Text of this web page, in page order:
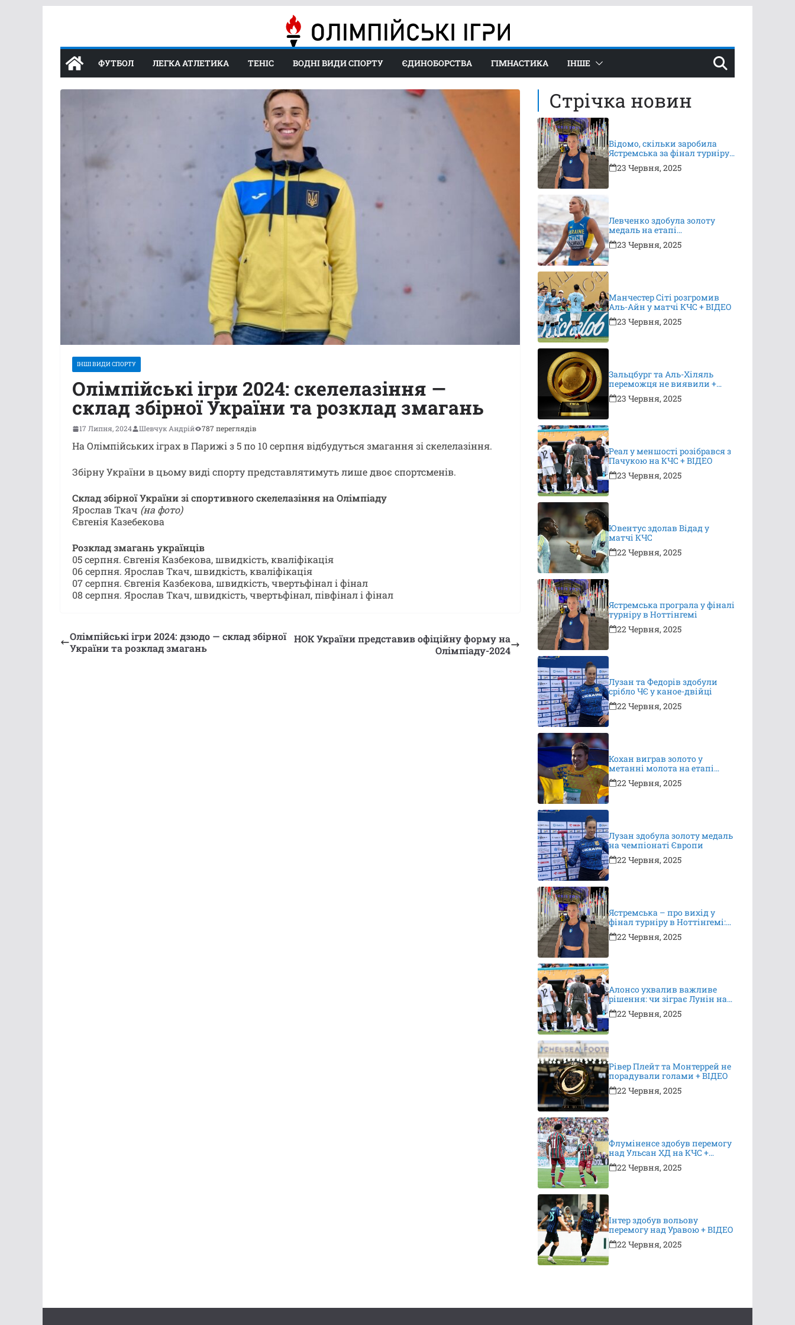
ФУТБОЛ ЛЕГКА АТЛЕТИКА ТЕНІС ВОДНІ ВИДИ СПОРТУ ЄДИНОБОРСТВА ГІМНАСТИКА ІНШЕ
ІНШІ ВИДИ СПОРТУ
Олімпійські ігри 2024: скелелазіння —
склад збірної України та розклад змагань
17 Липня, 2024 Шевчук Андрій 787 переглядів
На Олімпійських іграх в Парижі з 5 по 10 серпня відбудуться змагання зі скелелазіння.
Збірну України в цьому виді спорту представлятимуть лише двоє спортсменів.
Склад збірної України зі спортивного скелелазіння на Олімпіаду
Ярослав Ткач (на фото)
Євгенія Казебекова
Розклад змагань українців
05 серпня. Євгенія Казбекова, швидкість, кваліфікація
06 серпня. Ярослав Ткач, швидкість, кваліфікація
07 серпня. Євгенія Казбекова, швидкість, чвертьфінал і фінал
08 серпня. Ярослав Ткач, швидкість, чвертьфінал, півфінал і фінал
Олімпійські ігри 2024: дзюдо — склад збірної
України та розклад змагань
НОК України представив офіційну форму на
Олімпіаду-2024
Стрічка новин
Відомо, скільки заробила
Ястремська за фінал турніру
в Ноттінгемі
23 Червня, 2025
Левченко здобула золоту
медаль на етапі
Континентального туру
23 Червня, 2025
Манчестер Сіті розгромив
Аль-Айн у матчі КЧС + ВІДЕО
23 Червня, 2025
Зальцбург та Аль-Хіляль
переможця не виявили +
ВІДЕО
23 Червня, 2025
Реал у меншості розібрався з
Пачукою на КЧС + ВІДЕО
23 Червня, 2025
Ювентус здолав Відад у
матчі КЧС
22 Червня, 2025
Ястремська програла у фіналі
турніру в Ноттінгемі
22 Червня, 2025
Лузан та Федорів здобули
срібло ЧЄ у каное-двійці
22 Червня, 2025
Кохан виграв золото у
метанні молота на етапі
Континентального туру
22 Червня, 2025
Лузан здобула золоту медаль
на чемпіонаті Європи
22 Червня, 2025
Ястремська – про вихід у
фінал турніру в Ноттінгемі:
це неймовірно, я дуже
вдячна за підтримку
22 Червня, 2025
Алонсо ухвалив важливе
рішення: чи зіграє Лунін на
КЧС?
22 Червня, 2025
Рівер Плейт та Монтеррей не
порадували голами + ВІДЕО
22 Червня, 2025
Флуміненсе здобув перемогу
над Ульсан ХД на КЧС +
ВІДЕО
22 Червня, 2025
Інтер здобув вольову
перемогу над Уравою + ВІДЕО
22 Червня, 2025